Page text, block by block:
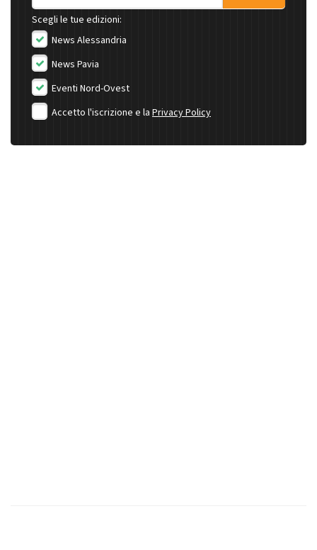
Scegli le tue edizioni:
News Alessandria
News Pavia
Eventi Nord-Ovest
Accetto l'iscrizione e la Privacy Policy